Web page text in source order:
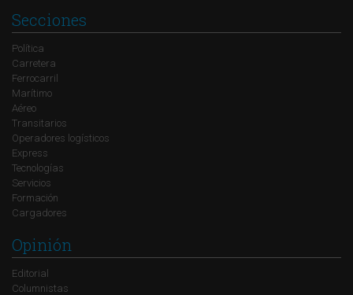
Secciones
Política
Carretera
Ferrocarril
Marítimo
Aéreo
Transitarios
Operadores logísticos
Express
Tecnologías
Servicios
Formación
Cargadores
Opinión
Editorial
Columnistas